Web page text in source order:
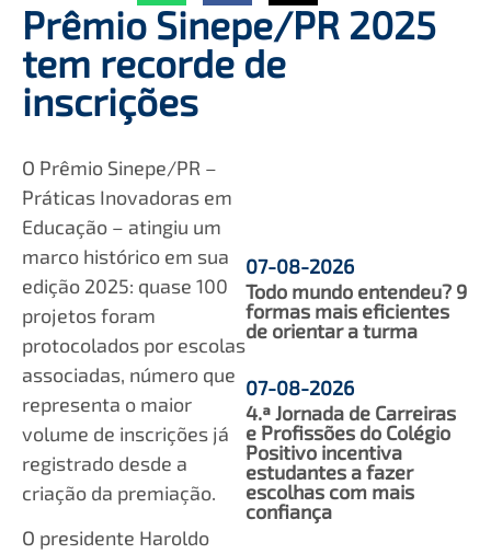
Prêmio Sinepe/PR 2025
tem recorde de
inscrições
O Prêmio Sinepe/PR –
Práticas Inovadoras em
Educação – atingiu um
marco histórico em sua
edição 2025: quase 100
projetos foram
protocolados por escolas
associadas, número que
representa o maior
volume de inscrições já
registrado desde a
criação da premiação.
O presidente Haroldo
07-08-2026
Todo mundo entendeu? 9
formas mais eficientes
de orientar a turma
07-08-2026
4.ª Jornada de Carreiras
e Profissões do Colégio
Positivo incentiva
estudantes a fazer
escolhas com mais
confiança